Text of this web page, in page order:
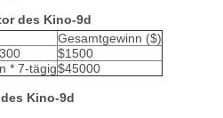
des Kino-9d
Gesamtgewinn ($)
$1500
* 7-tägig$45000
des Kino-9d